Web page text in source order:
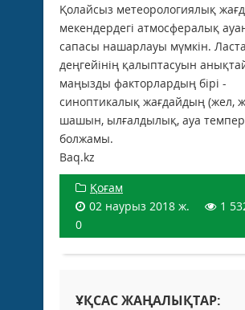
Қолайсыз метеорологиялық
мекендердегі атмосфералық
сапасы нашарлауы мүмкін.
деңгейінің қалыптасуын
маңызды факторлардың бірі -
синоптикалық жағдайдың (жел,
шашын, ылғалдылық, ауа
болжамы.
Baq.kz
Қоғам
02 наурыз 2018 ж.
1
0
ҰҚСАС ЖАҢАЛЫҚТАР: